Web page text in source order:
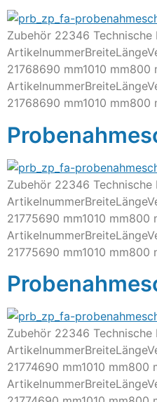
Zubehör 22346 Technische
21768690 mm1010 mm800
21768690 mm1010 mm800
Zubehör 22346 Technische
21775690 mm1010 mm800
21775690 mm1010 mm800
Zubehör 22346 Technische
21774690 mm1010 mm800